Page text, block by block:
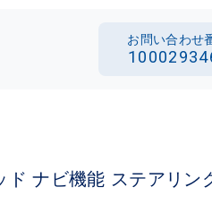
お問い合わせ
ナビ機能 ステアリン